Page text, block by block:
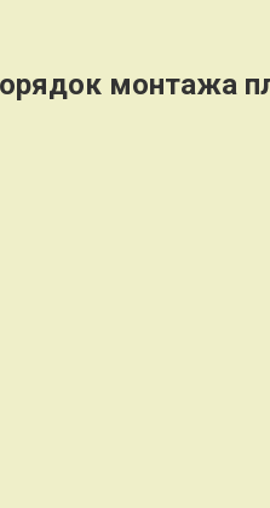
монтажа